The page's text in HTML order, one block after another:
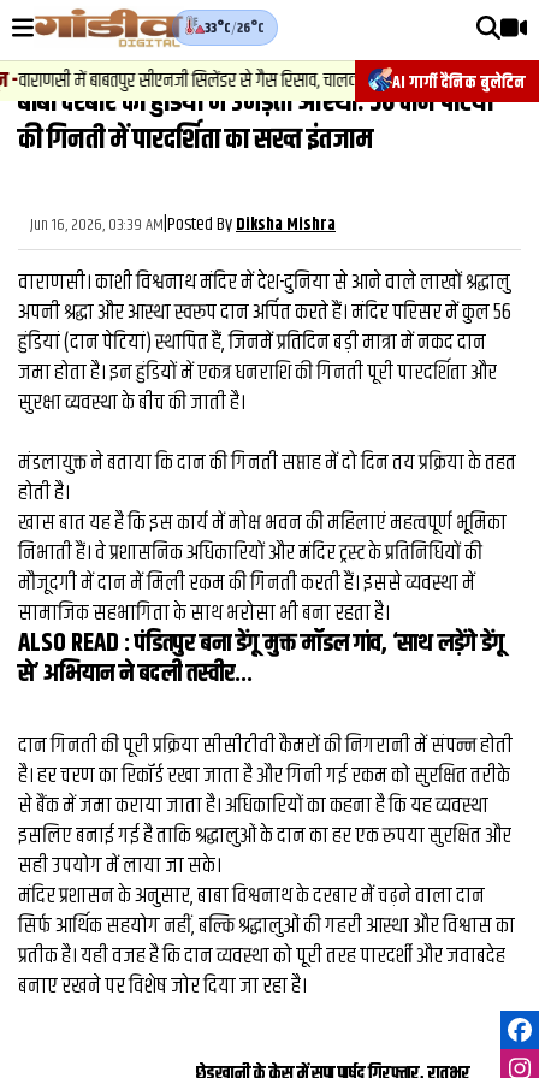
AI गार्गी दैनिक बुलेटिन
33°C/26°C
वाराणसी में बाबतपुर सीएनजी सिलेंडर से गैस रिसाव, चालक की सूझबूझ से टला बड़ा हादसा.
वीडियोज़
वाराणसी न्यूज़
राजनीति
फिल्मी
साहित्य
संस्कृति
ख़ान पान और जीवनशैली
अंतरराष्ट्रीय
फैक्ट चेक
व्यापार
मौसम
देश
बाबा दरबार की हुंडियों में उमड़ती आस्था: 56 दान पेटियों
की गिनती में पारदर्शिता का सख्त इंतजाम
Jun 16, 2026, 03:39 AM|Posted ByDiksha Mishra
वाराणसी। काशी विश्वनाथ मंदिर में देश-दुनिया से आने वाले लाखों श्रद्धालु
अपनी श्रद्धा और आस्था स्वरूप दान अर्पित करते हैं। मंदिर परिसर में कुल 56
हुंडियां (दान पेटियां) स्थापित हैं, जिनमें प्रतिदिन बड़ी मात्रा में नकद दान
जमा होता है। इन हुंडियों में एकत्र धनराशि की गिनती पूरी पारदर्शिता और
सुरक्षा व्यवस्था के बीच की जाती है।
मंडलायुक्त ने बताया कि दान की गिनती सप्ताह में दो दिन तय प्रक्रिया के तहत
होती है।
खास बात यह है कि इस कार्य में मोक्ष भवन की महिलाएं महत्वपूर्ण भूमिका
निभाती हैं। वे प्रशासनिक अधिकारियों और मंदिर ट्रस्ट के प्रतिनिधियों की
मौजूदगी में दान में मिली रकम की गिनती करती हैं। इससे व्यवस्था में
सामाजिक सहभागिता के साथ भरोसा भी बना रहता है।
ALSO READ :पंडितपुर बना डेंगू मुक्त मॉडल गांव, ‘साथ लड़ेंगे डेंगू
से’ अभियान ने बदली तस्वीर...
दान गिनती की पूरी प्रक्रिया सीसीटीवी कैमरों की निगरानी में संपन्न होती
है। हर चरण का रिकॉर्ड रखा जाता है और गिनी गई रकम को सुरक्षित तरीके
से बैंक में जमा कराया जाता है। अधिकारियों का कहना है कि यह व्यवस्था
इसलिए बनाई गई है ताकि श्रद्धालुओं के दान का हर एक रुपया सुरक्षित और
सही उपयोग में लाया जा सके।
मंदिर प्रशासन के अनुसार, बाबा विश्वनाथ के दरबार में चढ़ने वाला दान
सिर्फ आर्थिक सहयोग नहीं, बल्कि श्रद्धालुओं की गहरी आस्था और विश्वास का
प्रतीक है। यही वजह है कि दान व्यवस्था को पूरी तरह पारदर्शी और जवाबदेह
बनाए रखने पर विशेष जोर दिया जा रहा है।